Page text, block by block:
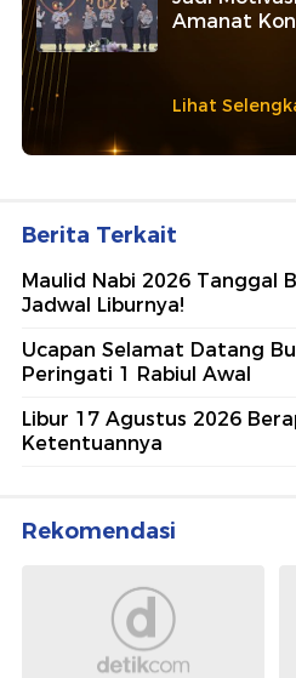
Amanat
Lihat
Berita Terkait
Maulid Nabi 2026 Tanggal
Jadwal Liburnya!
Ucapan Selamat Datang
Peringati 1 Rabiul Awal
Libur 17 Agustus 2026
Ketentuannya
Rekomendasi